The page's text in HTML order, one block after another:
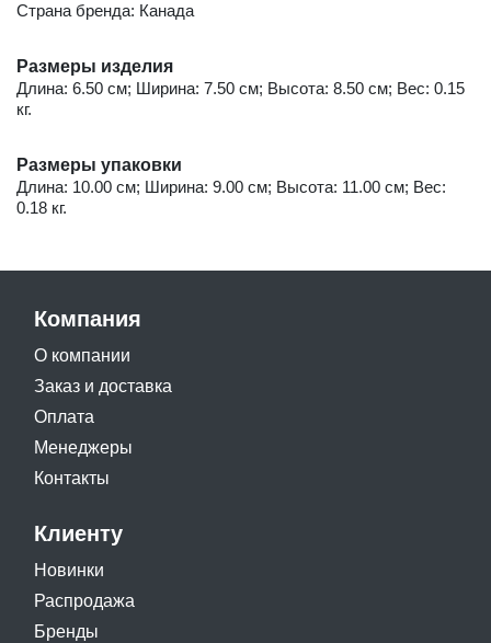
Страна бренда: Канада
Размеры изделия
Длина: 6.50 см; Ширина: 7.50 см; Высота: 8.50 см; Вес: 0.15
кг.
Размеры упаковки
Длина: 10.00 см; Ширина: 9.00 см; Высота: 11.00 см; Вес:
0.18 кг.
Компания
О компании
Заказ и доставка
Оплата
Менеджеры
Контакты
Клиенту
Новинки
Распродажа
Бренды